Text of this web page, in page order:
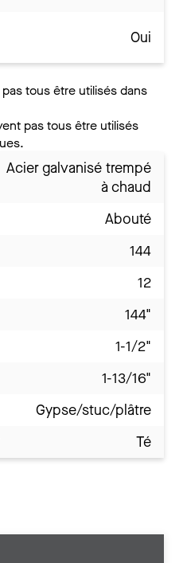
Oui
tous être utilisés dans
pas tous être utilisés
Acier galvanisé trempé
à chaud
Abouté
144
12
144"
1-1/2"
1-13/16"
Gypse/stuc/plâtre
Té